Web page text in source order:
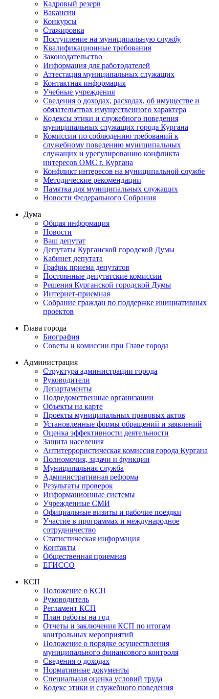
Кадровый резерв
Вакансии
Конкурсы
Стажировка
Поступление на муниципальную службу
Квалификационные требования
Законодательство
Информация для работодателей
Аттестация муниципальных служащих
Контактная информация
Учебные учреждения
Сведения о доходах, расходах, об имуществе и
обязательствах имущественного характера
Кодексы этики и служебного поведения
муниципальных служащих города Кургана
Комиссии по соблюдению требований к
служебному поведению муниципальных
служащих и урегулированию конфликта
интересов ОМС г. Кургана
Конфликт интересов на муниципальной службе
Методические рекомендации
Памятка для муниципальных служащих
Новости Федерального Cобрания
Дума
Общая информация
Новости
Ваш депутат
Депутаты Курганской городской Думы
Кабинет депутата
График приема депутатов
Постоянные депутатские комиссии
Решения Курганской городской Думы
Интернет-приемная
Собрание граждан по поддержке инициативных
проектов
Глава города
Биография
Советы и комиссии при Главе города
Администрация
Структура администрации города
Руководители
Департаменты
Подведомственные организации
Объекты на карте
Проекты муниципальных правовых актов
Установленные формы обращений и заявлений
Оценка эффективности деятельности
Защита населения
Антитеррористическая комиссия города Кургана
Полномочия, задачи и функции
Муниципальная служба
Административная реформа
Результаты проверок
Информационные системы
Учрежденные СМИ
Официальные визиты и рабочие поездки
Участие в программах и международное
сотрудничество
Статистическая информация
Контакты
Общественная приемная
ЕГИССО
КСП
Положение о КСП
Руководитель
Регламент КСП
План работы на год
Отчеты и заключения КСП по итогам
контрольных мероприятий
Положение о порядке осуществления
муниципального финансового контроля
Сведения о доходах
Нормативные документы
Специальная оценка условий труда
Кодекс этики и служебного поведения